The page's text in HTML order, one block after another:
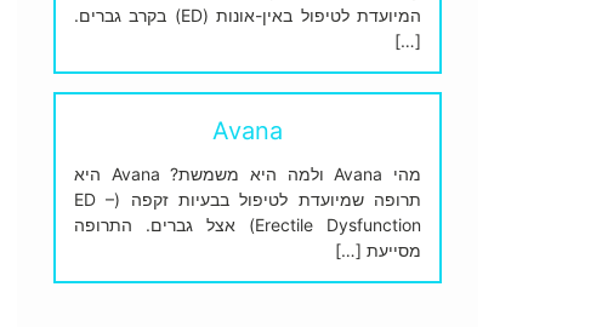
המיועדת לטיפול באין-אונות (ED) בקרב גברים.
[…]
Avana
מהי Avana ולמה היא משמשת? Avana היא
תרופה שמיועדת לטיפול בבעיות זקפה (ED –
Erectile Dysfunction) אצל גברים. התרופה
מסייעת […]